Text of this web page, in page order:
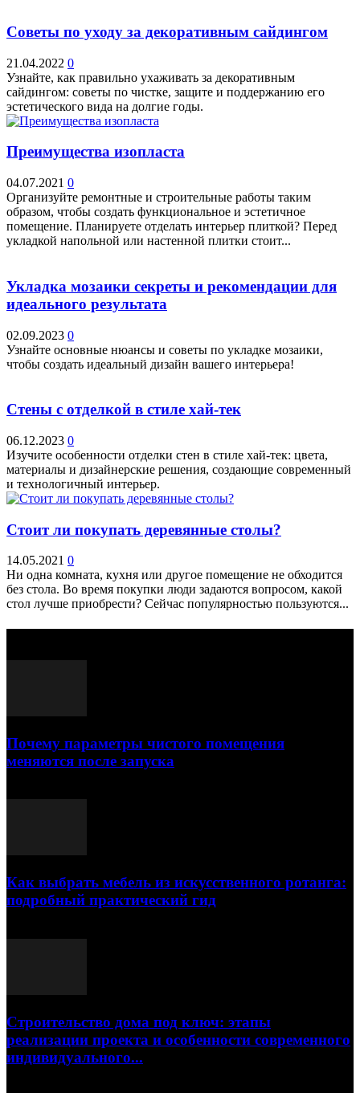
Советы по уходу за декоративным сайдингом
21.04.2022 0
Узнайте, как правильно ухаживать за декоративным
сайдингом: советы по чистке, защите и поддержанию его
эстетического вида на долгие годы.
Преимущества изопласта
04.07.2021 0
Организуйте ремонтные и строительные работы таким
образом, чтобы создать функциональное и эстетичное
помещение. Планируете отделать интерьер плиткой? Перед
укладкой напольной или настенной плитки стоит...
Укладка мозаики секреты и рекомендации для
идеального результата
02.09.2023 0
Узнайте основные нюансы и советы по укладке мозаики,
чтобы создать идеальный дизайн вашего интерьера!
Стены с отделкой в стиле хай-тек
06.12.2023 0
Изучите особенности отделки стен в стиле хай-тек: цвета,
материалы и дизайнерские решения, создающие современный
и технологичный интерьер.
Стоит ли покупать деревянные столы?
14.05.2021 0
Ни одна комната, кухня или другое помещение не обходится
без стола. Во время покупки люди задаются вопросом, какой
стол лучше приобрести? Сейчас популярностью пользуются...
Почему параметры чистого помещения
меняются после запуска
Как выбрать мебель из искусственного ротанга:
подробный практический гид
Строительство дома под ключ: этапы
реализации проекта и особенности современного
индивидуального...